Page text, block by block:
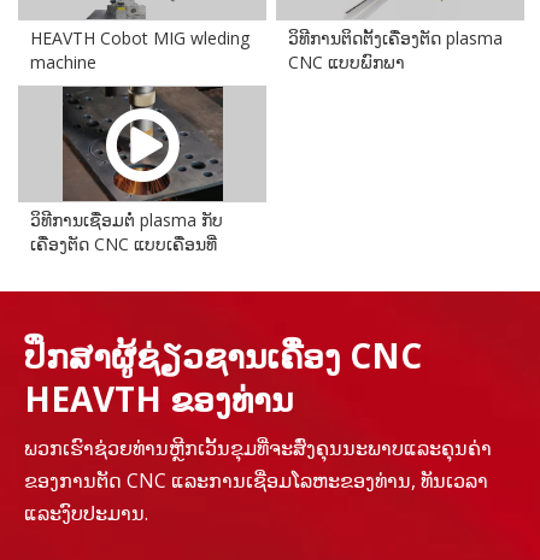
HEAVTH Cobot MIG wleding
machine
ວິທີການຕິດຕັ້ງເຄື່ອງຕັດ plasma
CNC ແບບພົກພາ
ວິທີການເຊື່ອມຕໍ່ plasma ກັບ
ເຄື່ອງຕັດ CNC ແບບເຄື່ອນທີ່
ປຶກສາຜູ້ຊ່ຽວຊານເຄື່ອງ CNC
HEAVTH ຂອງທ່ານ
ພວກເຮົາຊ່ວຍທ່ານຫຼີກເວັ້ນຂຸມທີ່ຈະສົ່ງຄຸນນະພາບແລະຄຸນຄ່າ
ຂອງການຕັດ CNC ແລະການເຊື່ອມໂລຫະຂອງທ່ານ, ທັນເວລາ
ແລະງົບປະມານ.